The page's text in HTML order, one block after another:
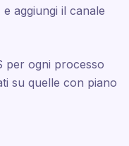
aggiungi il canale
per ogni processo
su quelle con piano